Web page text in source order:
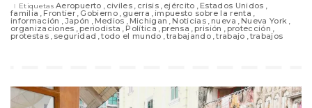
Etiquetas Aeropuerto civiles crisis ejército Estados Unidos
familia Frontier Gobierno guerra impuesto sobre la renta
información Japón Medios Michigan Noticias nueva Nueva York
organizaciones periodista Política prensa prisión protección
protestas seguridad todo el mundo trabajando trabajo trabajos